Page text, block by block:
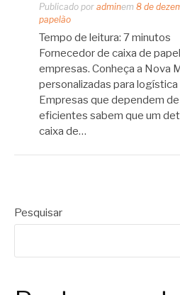
Publicado por adminem 8 de
papelão
Tempo de leitura: 7minutos
Fornecedor de caixa de
empresas. Conheça a Nova
personalizadas para
Empresas que dependem
eficientes sabem que um
caixa de…
Pesquisar